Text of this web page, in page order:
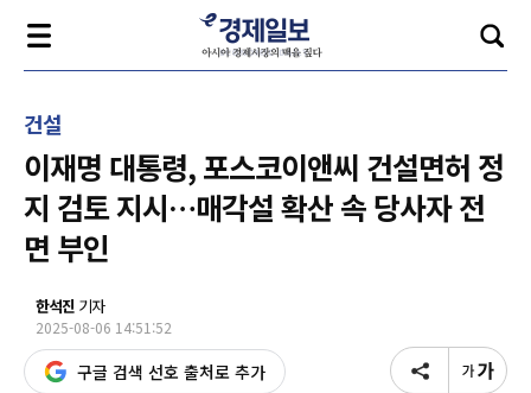
건설
이재명 대통령, 포스코이앤씨 건설면허 정
지 검토 지시…매각설 확산 속 당사자 전
면 부인
한석진 기자
2025-08-06 14:51:52
구글 검색 선호 출처로 추가